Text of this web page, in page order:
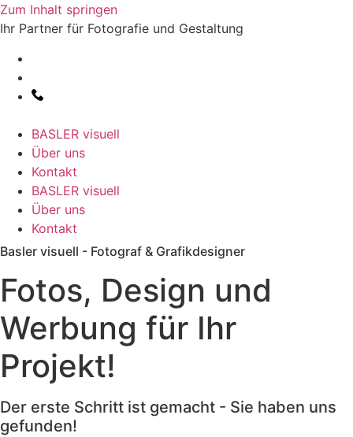
Zum Inhalt springen
Ihr Partner für Fotografie und Gestaltung
BASLER visuell
Über uns
Kontakt
BASLER visuell
Über uns
Kontakt
Basler visuell - Fotograf & Grafikdesigner
Fotos, Design und
Werbung für Ihr
Projekt!
Der erste Schritt ist gemacht - Sie haben uns
gefunden!